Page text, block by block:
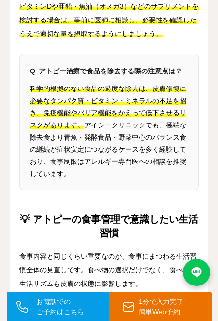
ビタミンDや亜鉛・魚油（オメガ3）などのサプリメントを
検討する場合は、事前に医師に相談し、必要性を確認した
うえで適切な量を摂取するようにしましょう。
Q. アトピー治療で食品を除去する際の注意点は？
科学的根拠のない食品の過度な除去は、皮膚修復に
必要なタンパク質・ビタミン・ミネラルの不足を招
き、免疫機能やバリア機能をかえって低下させるリ
スクがあります。アイシークリニックでも、極端な
除去食より青魚・発酵食品・野菜中心のバランス食
の継続が症状安定につながるケースを多く経験して
おり、食事制限はアレルギー専門医への相談を推奨
しています。
💡 アトピーの食事管理で意識したい生活
習慣
食事内容と同じくらい重要なのが、食事にまつわる生活習
慣全体の見直しです。食べ物の選択だけでなく、食べ方や
生活リズムも皮膚の状態に影響します。
💬 規則正しい食事リズムを守る
お電話での
ご予約はこちら
1分で入力完了
簡単Web予約